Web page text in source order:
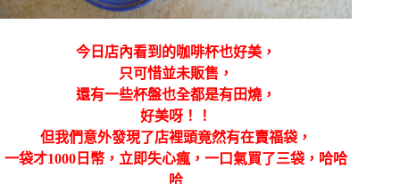
今日店內看到的咖啡杯也好美，
只可惜並未販售，
還有一些杯盤也全都是有田燒，
好美呀！！
但我們意外發現了店裡頭竟然有在賣福袋，
一袋才1000日幣，立即失心瘋，一口氣買了三袋，哈哈
哈